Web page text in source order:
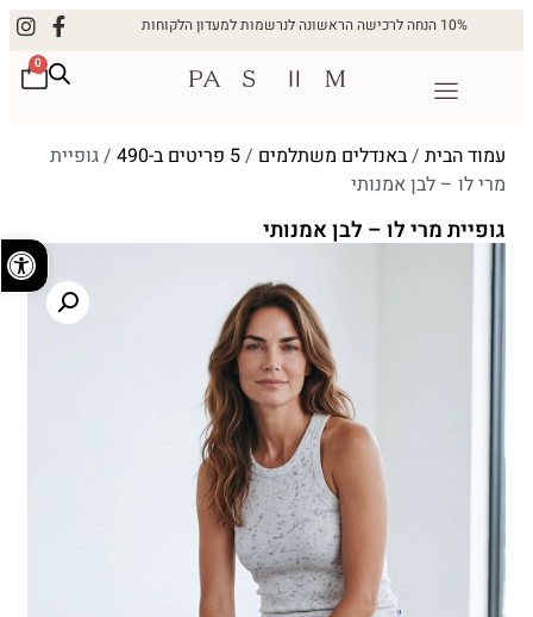
10% הנחה לרכישה הראשונה לנרשמות למעדון הלקוחות
0
עמוד הבית /באנדלים משתלמים /5 פריטים ב-490
/ גופיית
מרי לו – לבן אמנותי
גופיית מרי לו – לבן אמנותי